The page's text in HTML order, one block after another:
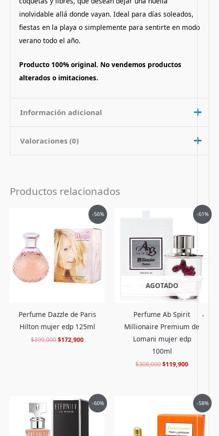
-
inolvidable allá donde vayan. Ideal para días soleados,
fiestas en la playa o simplemente para sentirte en modo
verano todo el año.
Producto 100% original. No vendemos productos
alterados o imitaciones.
Información adicional
Contenido
Pais de Origen Francia
Eau de Toilette (edt)
Valoraciones (0)
Sé el primero en valorar “Perfume
Miami Glow de Jennifer Lopez mujer
edt 100ml”
Debes accederpara publicar una valoración.
Productos relacionados
-56%
Perfume Dazzle de Paris
Hilton mujer edp 125ml
$399,000
era:
$399,000.
$172,900
precio
actual
es:
$172,900.
-61%
AGOTADO
Perfume Ab Spirit
Millionaire Premium de
Lomani mujer edp
100ml
$308,000
precio
$308,000.
$119,900
precio
actual
es:
-60%
El
precio
original
El
precio
actual
$198,900.
-58%
original
era:
$436,000.
precio
actual
es:
$179,900.